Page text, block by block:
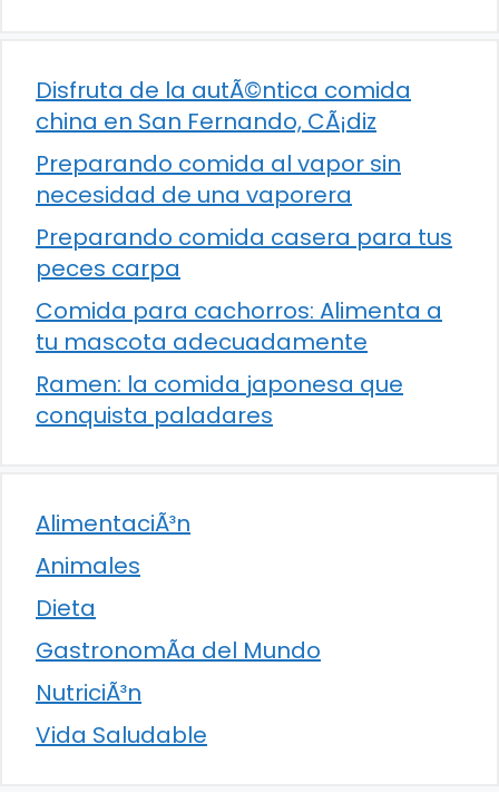
Disfruta de la autÃ©ntica comida
china en San Fernando, CÃ¡diz
Preparando comida al vapor sin
necesidad de una vaporera
Preparando comida casera para tus
peces carpa
Comida para cachorros: Alimenta a
tu mascota adecuadamente
Ramen: la comida japonesa que
conquista paladares
AlimentaciÃ³n
Animales
Dieta
GastronomÃ­a del Mundo
NutriciÃ³n
Vida Saludable